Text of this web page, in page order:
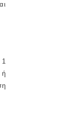
1
ή